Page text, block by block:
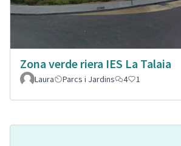
Zona verde riera IES La Talaia
Laura
Parcs i Jardins 4 1